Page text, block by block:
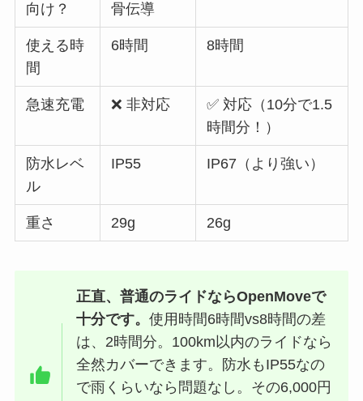
向け？
骨伝導
使える時
間
6時間 8時間
急速充電 ❌ 非対応
✅ 対応（10分で1.5
時間分！）
防水レベ
ル
IP55 IP67（より強い）
重さ 29g 26g
正直、普通のライドならOpenMoveで
十分です。使用時間6時間vs8時間の差
は、2時間分。100km以内のライドなら
全然カバーできます。防水もIP55なの
で雨くらいなら問題なし。その6,000円